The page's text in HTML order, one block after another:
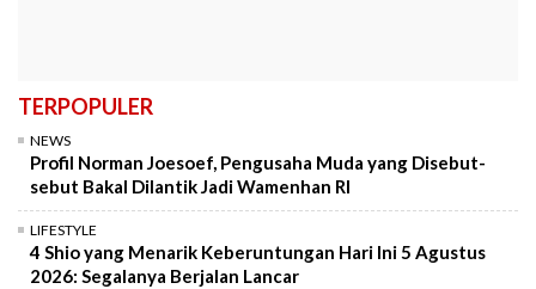
TERPOPULER
NEWS
Profil Norman Joesoef, Pengusaha Muda yang Disebut-
sebut Bakal Dilantik Jadi Wamenhan RI
LIFESTYLE
4 Shio yang Menarik Keberuntungan Hari Ini 5 Agustus
2026: Segalanya Berjalan Lancar